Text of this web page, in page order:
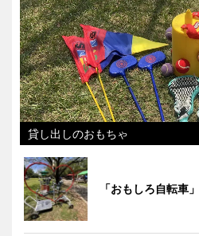
貸し出しのおもちゃ
「おもしろ自転車」